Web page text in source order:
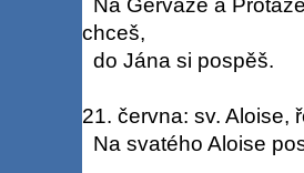
chceš,
do Jána si pospěš.
21. června: sv. Aloise,
Na svatého Aloise